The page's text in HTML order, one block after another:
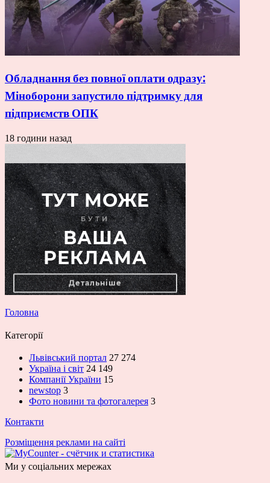
Обладнання без повної оплати одразу:
Міноборони запустило підтримку для
підприємств ОПК
18 години назад
Головна
Категорії
Львівський портал 27 274
Україна і світ 24 149
Компанії України 15
newstop 3
Фото новини та фотогалерея 3
Контакти
Розміщення реклами на сайті
Ми у соціальних мережах